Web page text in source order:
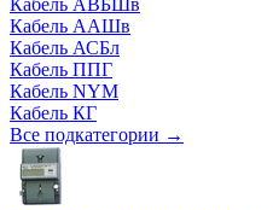
Кабель АВБШв
Кабель ААШв
Кабель АСБл
Кабель ППГ
Кабель NYM
Кабель КГ
Все подкатегории →